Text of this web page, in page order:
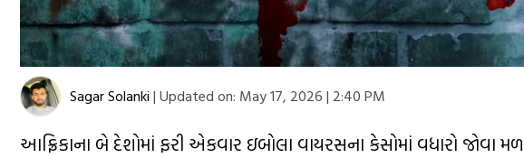
Sagar Solanki | Updated on: May 17, 2026 | 2:40 PM
આફ્રિકાના બે દેશોમાં ફરી એકવાર ઇબોલા વાયરસના કેસોમાં વધારો જોવા